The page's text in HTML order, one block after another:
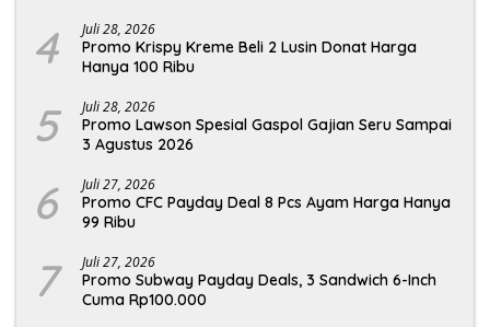
4 Juli 28, 2026
Promo Krispy Kreme Beli 2 Lusin Donat Harga
Hanya 100 Ribu
5 Juli 28, 2026
Promo Lawson Spesial Gaspol Gajian Seru Sampai
3 Agustus 2026
6 Juli 27, 2026
Promo CFC Payday Deal 8 Pcs Ayam Harga Hanya
99 Ribu
7 Juli 27, 2026
Promo Subway Payday Deals, 3 Sandwich 6-Inch
Cuma Rp100.000